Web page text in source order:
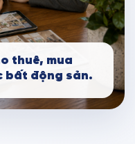
thuê, mua
bất động sản.